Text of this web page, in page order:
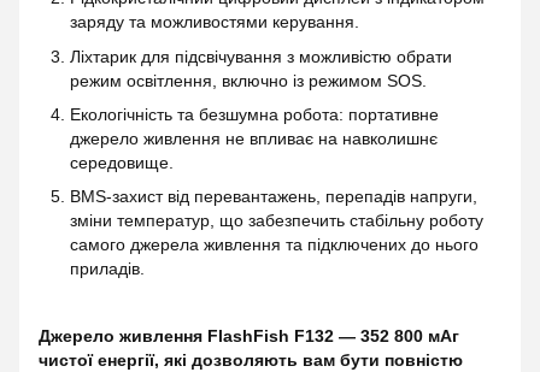
заряду та можливостями керування.
Ліхтарик для підсвічування з можливістю обрати
режим освітлення, включно із режимом SOS.
Екологічність та безшумна робота: портативне
джерело живлення не впливає на навколишнє
середовище.
BMS-захист від перевантажень, перепадів напруги,
зміни температур, що забезпечить стабільну роботу
самого джерела живлення та підключених до нього
приладів.
Джерело живлення FlashFish F132 — 352 800 мАг
чистої енергії, які дозволяють вам бути повністю